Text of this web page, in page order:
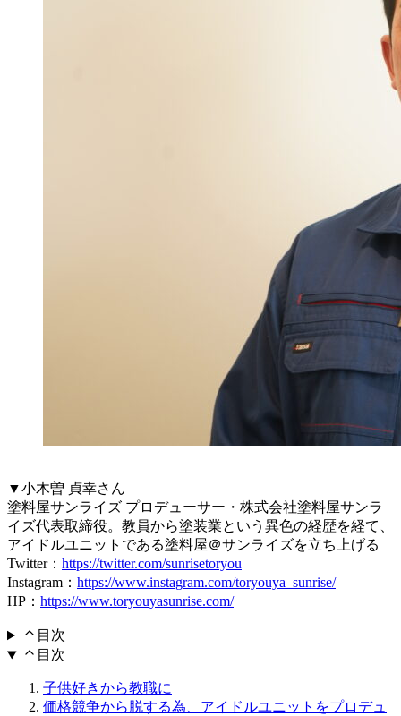
▼小木曽 貞幸さん
塗料屋サンライズ プロデューサー・株式会社塗料屋サンラ
イズ代表取締役。教員から塗装業という異色の経歴を経て、
アイドルユニットである塗料屋＠サンライズを立ち上げる
Twitter： https://twitter.com/sunrisetoryou
Instagram： https://www.instagram.com/toryouya_sunrise/
HP： https://www.toryouyasunrise.com/
目次
目次
子供好きから教職に
価格競争から脱する為、アイドルユニットをプロデュ